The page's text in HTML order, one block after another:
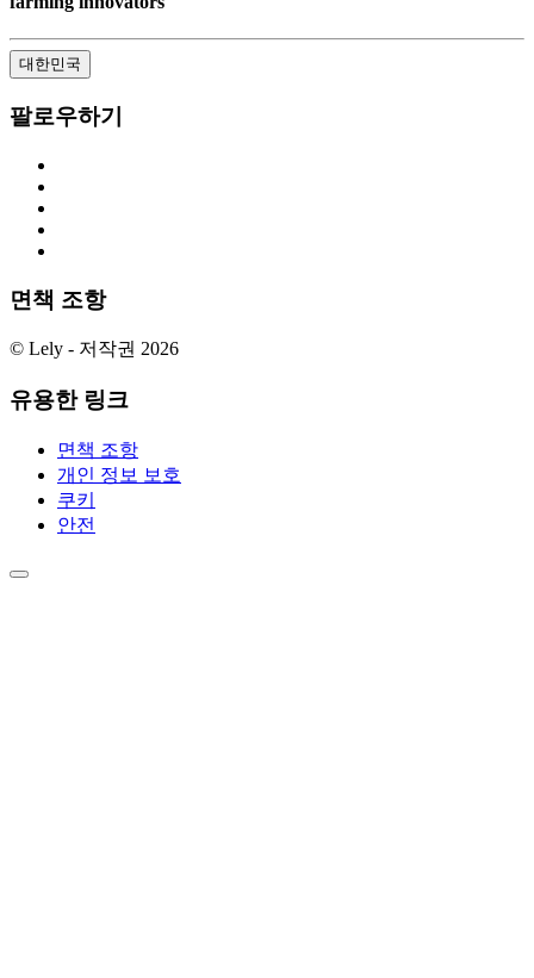
대한민국
팔로우하기
면책 조항
© Lely - 저작권 2026
유용한 링크
면책 조항
개인 정보 보호
쿠키
안전